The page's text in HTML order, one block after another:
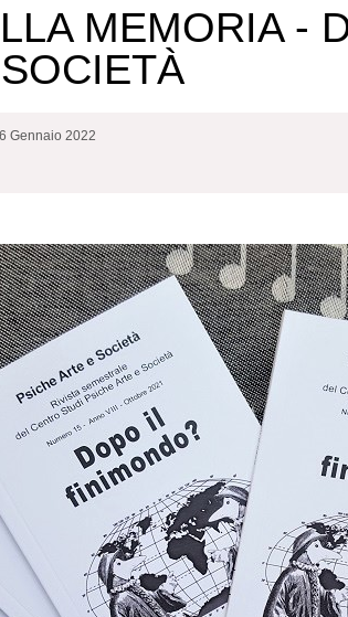
MEMORIA -
Gennaio 2022